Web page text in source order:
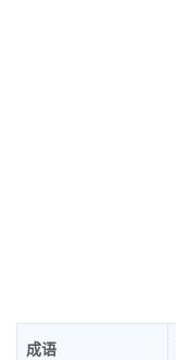
成语